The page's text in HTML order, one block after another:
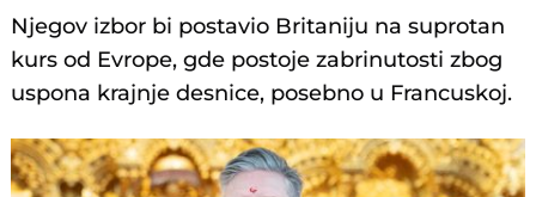
Njegov izbor bi postavio Britaniju na suprotan
kurs od Evrope, gde postoje zabrinutosti zbog
uspona krajnje desnice, posebno u Francuskoj.